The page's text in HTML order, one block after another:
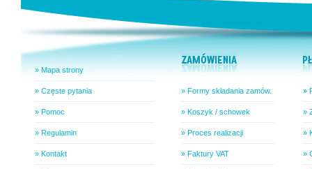
» Mapa strony
» Częste pytania
» Pomoc
» Regulamin
» Kontakt
» Formy składania zamów.
» Koszyk / schowek
» Proces realizacji
» Faktury VAT
»
»
»
»